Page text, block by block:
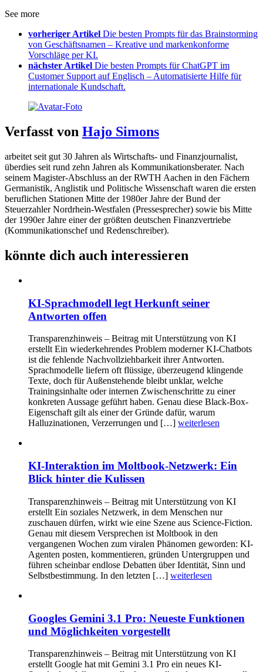
See more
vorheriger Artikel Die besten Prompts für das Brainstorming
von Geschäftsnamen – Kreative und markenkonforme
Vorschläge per KI.
nächster Artikel Die besten Prompts für ChatGPT im
Customer Support auf Englisch – Automatisierte Hilfe für
internationale Kundschaft.
Verfasst von Hajo Simons
arbeitet seit gut 30 Jahren als Wirtschafts- und Finanzjournalist,
überdies seit rund zehn Jahren als Kommunikationsberater. Nach
seinem Magister-Abschluss an der RWTH Aachen in den Fächern
Germanistik, Anglistik und Politische Wissenschaft waren die ersten
beruflichen Stationen Mitte der 1980er Jahre der Bund der
Steuerzahler Nordrhein-Westfalen (Pressesprecher) sowie bis Mitte
der 1990er Jahre einer der größten deutschen Finanzvertriebe
(Kommunikationschef und Redenschreiber).
könnte dich auch interessieren
KI-Sprachmodell legt Herkunft seiner
Antworten offen
Transparenzhinweis – Beitrag mit Unterstützung von KI
erstellt Ein wiederkehrendes Problem moderner KI-Chatbots
ist die fehlende Nachvollziehbarkeit ihrer Antworten.
Sprachmodelle liefern oft flüssige, überzeugend klingende
Texte, doch für Außenstehende bleibt unklar, welche
Trainingsinhalte oder internen Zwischenschritte zu einer
konkreten Aussage geführt haben. Genau diese Black-Box-
Eigenschaft gilt als einer der Gründe dafür, warum
Halluzinationen, Verzerrungen und […] weiterlesen
KI-Interaktion im Moltbook-Netzwerk: Ein
Blick hinter die Kulissen
Transparenzhinweis – Beitrag mit Unterstützung von KI
erstellt Ein soziales Netzwerk, in dem Menschen nur
zuschauen dürfen, wirkt wie eine Szene aus Science-Fiction.
Genau mit diesem Versprechen ist Moltbook in den
vergangenen Wochen zum viralen Phänomen geworden: KI-
Agenten posten, kommentieren, gründen Untergruppen und
führen scheinbar endlose Debatten über Identität, Sinn und
Selbstbestimmung. In den letzten […] weiterlesen
Googles Gemini 3.1 Pro: Neueste Funktionen
und Möglichkeiten vorgestellt
Transparenzhinweis – Beitrag mit Unterstützung von KI
erstellt Google hat mit Gemini 3.1 Pro ein neues KI-